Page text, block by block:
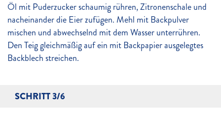
Öl mit Puderzucker schaumig rühren, Zitronenschale und
nacheinander die Eier zufügen. Mehl mit Backpulver
mischen und abwechselnd mit dem Wasser unterrühren.
Den Teig gleichmäßig auf ein mit Backpapier ausgelegtes
Backblech streichen.
SCHRITT 3/6